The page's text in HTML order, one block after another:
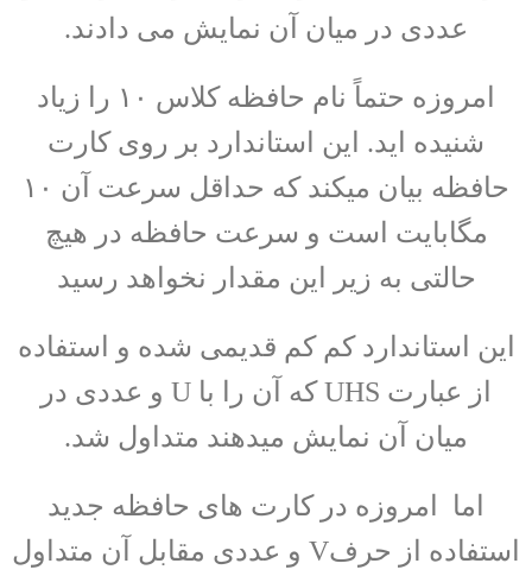
عددی در میان آن نمایش می دادند.
امروزه حتماً نام حافظه کلاس ۱۰ را زیاد
شنیده اید. این استاندارد بر روی کارت
حافظه بیان میکند که حداقل سرعت آن ۱۰
مگابایت است و سرعت حافظه در هیچ
حالتی به زیر این مقدار نخواهد رسید
این استاندارد کم کم قدیمی شده و استفاده
از عبارت UHS که آن را با U و عددی در
میان آن نمایش میدهند متداول شد.
اما امروزه در کارت های حافظه جدید
استفاده از حرفV و عددی مقابل آن متداول